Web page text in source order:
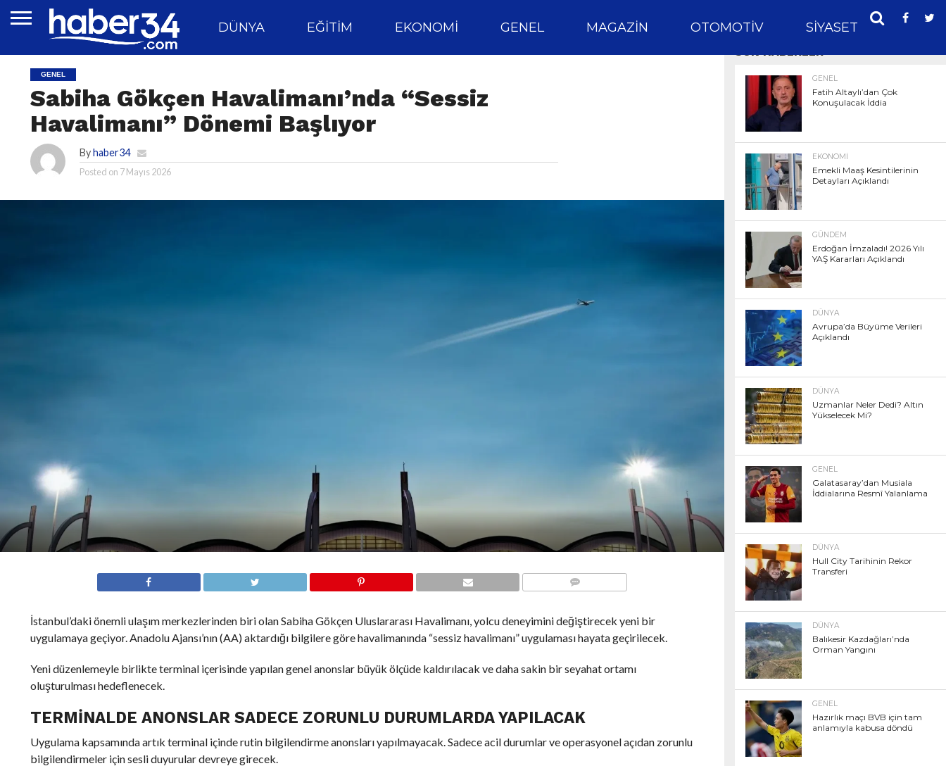
DÜNYA EĞITIM EKONOMI GENEL MAGAZIN OTOMOTIV SIYASET SPOR
GENEL
Sabiha Gökçen Havalimanı’nda “Sessiz
Havalimanı” Dönemi Başlıyor
Byhaber34
Posted on 7 Mayıs 2026
İstanbul’daki önemli ulaşım merkezlerinden biri olan Sabiha Gökçen Uluslararası Havalimanı, yolcu deneyimini değiştirecek yeni bir
uygulamaya geçiyor. Anadolu Ajansı’nın (AA) aktardığı bilgilere göre havalimanında “sessiz havalimanı” uygulaması hayata geçirilecek.
Yeni düzenlemeyle birlikte terminal içerisinde yapılan genel anonslar büyük ölçüde kaldırılacak ve daha sakin bir seyahat ortamı
oluşturulması hedeflenecek.
TERMINALDE ANONSLAR SADECE ZORUNLU DURUMLARDA YAPILACAK
Uygulama kapsamında artık terminal içinde rutin bilgilendirme anonsları yapılmayacak. Sadece acil durumlar ve operasyonel açıdan zorunlu
bilgilendirmeler için sesli duyurular devreye girecek.
SON HABERLER
GENEL
Fatih Altaylı’dan Çok
Konuşulacak İddia
EKONOMI
Emekli Maaş Kesintilerinin
Detayları Açıklandı
GÜNDEM
Erdoğan İmzaladı! 2026 Yılı
YAŞ Kararları Açıklandı
DÜNYA
Avrupa’da Büyüme Verileri
Açıklandı
DÜNYA
Uzmanlar Neler Dedi? Altın
Yükselecek Mi?
GENEL
Galatasaray’dan Musiala
İddialarına Resmî Yalanlama
DÜNYA
Hull City Tarihinin Rekor
Transferi
DÜNYA
Balıkesir Kazdağları’nda
Orman Yangını
GENEL
Hazırlık maçı BVB için tam
anlamıyla kabusa döndü